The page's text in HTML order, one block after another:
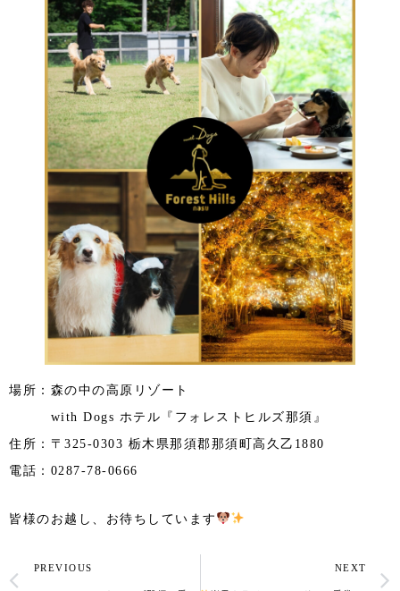
場所：森の中の高原リゾート
with Dogs ホテル『フォレストヒルズ那須』
住所：〒325-0303 栃木県那須郡那須町高久乙1880
電話：0287-78-0666
皆様のお越し、お待ちしています
PREVIOUS NEXT